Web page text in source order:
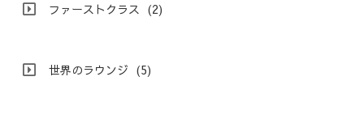
ファーストクラス (2)
世界のラウンジ (5)